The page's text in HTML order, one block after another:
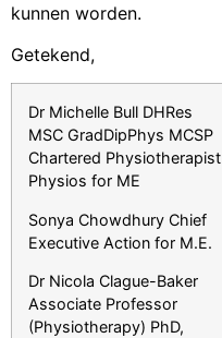
kunnen worden.
Getekend,
Dr Michelle Bull DHRes
MSC GradDipPhys MCSP
Chartered Physiotherapist
Physios for ME
Sonya Chowdhury Chief
Executive Action for M.E.
Dr Nicola Clague-Baker
Associate Professor
(Physiotherapy) PhD,